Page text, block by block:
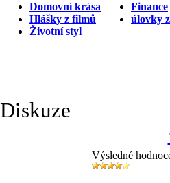
Domovní krása
Hlášky z filmů
Životní styl
Finance
úlovky
Diskuze
Výsledné